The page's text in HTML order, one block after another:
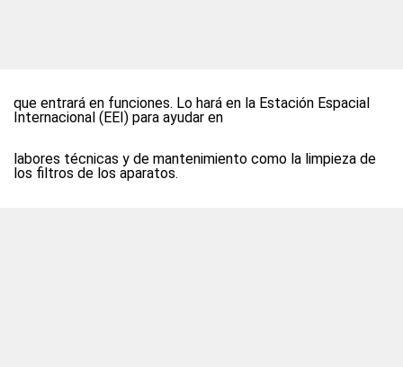
que entrará en funciones. Lo hará en la Estación Espacial
Internacional (EEI) para ayudar en
labores técnicas y de mantenimiento como la limpieza de
los filtros de los aparatos.